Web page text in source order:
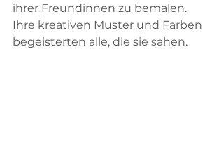
ihrer Freundinnen zu bemalen.
Ihre kreativen Muster und Farben
begeisterten alle, die sie sahen.